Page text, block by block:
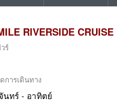
RIVERSIDE CRUISE
ร์
ารเดินทาง
นทร์ - อาทิตย์